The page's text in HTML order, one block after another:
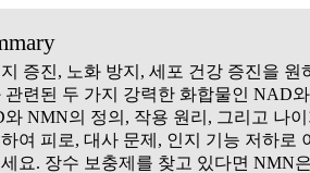
증진, 노화 방지, 세포 건강 증진을 원
관련된 두 가지 강력한 화합물인 NAD
NMN의 정의, 작용 원리, 그리고 나
여 피로, 대사 문제, 인지 기능 저하로
요. 장수 보충제를 찾고 있다면 NMN